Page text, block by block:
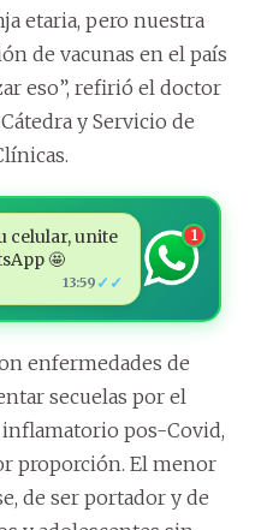
etaria, pero nuestra
de vacunas en el país
eso”, refirió el doctor
y Servicio de
celular, unite
🤩
13:59 ✓✓
1
enfermedades de
secuelas por el
pos-Covid,
proporción. El menor
de ser portador y de